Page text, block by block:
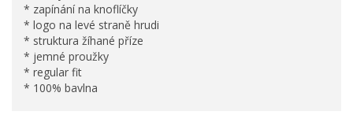
* zapínání na knoflíčky
* logo na levé straně hrudi
* struktura žíhané příze
* jemné proužky
* regular fit
* 100% bavlna